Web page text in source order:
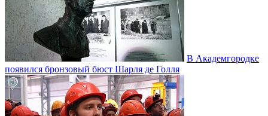
В Академгородке
появился бронзовый бюст Шарля де Голля